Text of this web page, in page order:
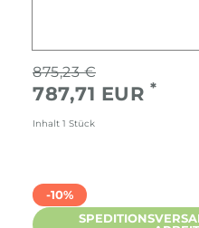
875,23 €
787,71 EUR *
Inhalt 1 Stück
-10%